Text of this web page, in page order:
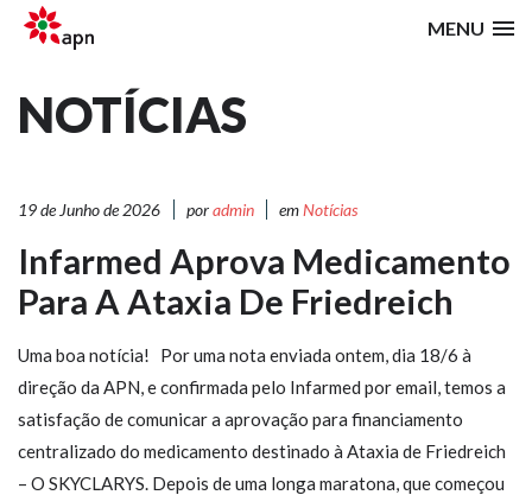
MENU
NOTÍCIAS
19 de Junho de 2026 poradmin emNotícias
Infarmed Aprova Medicamento
Para A Ataxia De Friedreich
Uma boa notícia! Por uma nota enviada ontem, dia 18/6 à
direção da APN, e confirmada pelo Infarmed por email, temos a
satisfação de comunicar a aprovação para financiamento
centralizado do medicamento destinado à Ataxia de Friedreich
– O SKYCLARYS. Depois de uma longa maratona, que começou